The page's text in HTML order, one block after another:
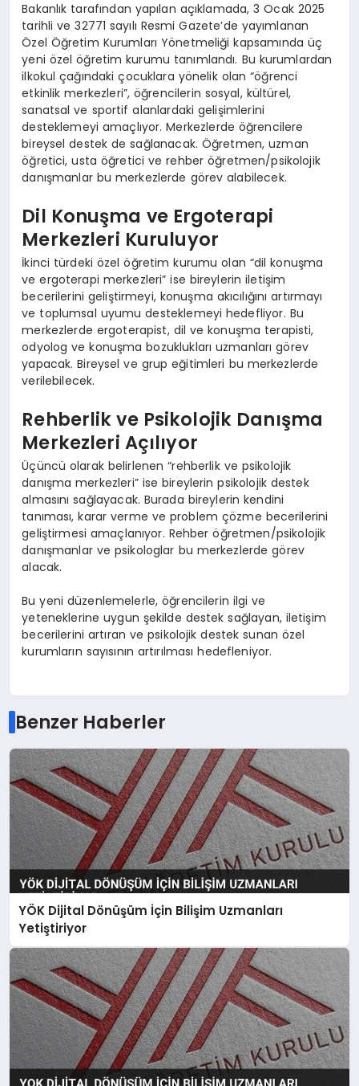
Bakanlık tarafından yapılan açıklamada, 3 Ocak 2025
tarihli ve 32771 sayılı Resmi Gazete’de yayımlanan
Özel Öğretim Kurumları Yönetmeliği kapsamında üç
yeni özel öğretim kurumu tanımlandı. Bu kurumlardan
ilkokul çağındaki çocuklara yönelik olan “öğrenci
etkinlik merkezleri”, öğrencilerin sosyal, kültürel,
sanatsal ve sportif alanlardaki gelişimlerini
desteklemeyi amaçlıyor. Merkezlerde öğrencilere
bireysel destek de sağlanacak. Öğretmen, uzman
öğretici, usta öğretici ve rehber öğretmen/psikolojik
danışmanlar bu merkezlerde görev alabilecek.
Dil Konuşma ve Ergoterapi
Merkezleri Kuruluyor
İkinci türdeki özel öğretim kurumu olan “dil konuşma
ve ergoterapi merkezleri” ise bireylerin iletişim
becerilerini geliştirmeyi, konuşma akıcılığını artırmayı
ve toplumsal uyumu desteklemeyi hedefliyor. Bu
merkezlerde ergoterapist, dil ve konuşma terapisti,
odyolog ve konuşma bozuklukları uzmanları görev
yapacak. Bireysel ve grup eğitimleri bu merkezlerde
verilebilecek.
Rehberlik ve Psikolojik Danışma
Merkezleri Açılıyor
Üçüncü olarak belirlenen “rehberlik ve psikolojik
danışma merkezleri” ise bireylerin psikolojik destek
almasını sağlayacak. Burada bireylerin kendini
tanıması, karar verme ve problem çözme becerilerini
geliştirmesi amaçlanıyor. Rehber öğretmen/psikolojik
danışmanlar ve psikologlar bu merkezlerde görev
alacak.
Bu yeni düzenlemelerle, öğrencilerin ilgi ve
yeteneklerine uygun şekilde destek sağlayan, iletişim
becerilerini artıran ve psikolojik destek sunan özel
kurumların sayısının artırılması hedefleniyor.
Benzer Haberler
YÖK Dijital Dönüşüm İçin Bilişim Uzmanları
Yetiştiriyor